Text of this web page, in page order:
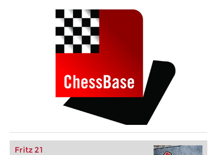
Fritz 21